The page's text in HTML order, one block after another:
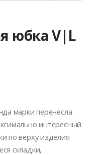
юбка V|L
марки перенесла
интересный
по верху изделия
складки,